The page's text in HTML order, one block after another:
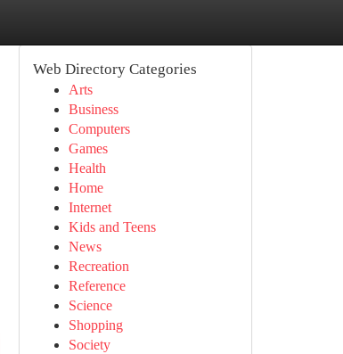
Web Directory Categories
Arts
Business
Computers
Games
Health
Home
Internet
Kids and Teens
News
Recreation
Reference
Science
Shopping
Society